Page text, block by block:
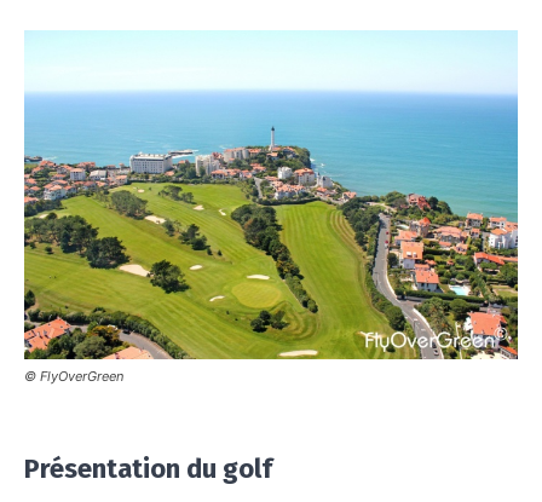
© FlyOverGreen
Présentation du golf